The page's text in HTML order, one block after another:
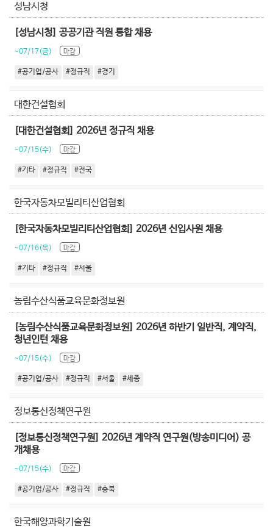
성남시청
[성남시청] 공공기관 직원 통합 채용
~07/17(금) 마감
#공기업/공사 #정규직 #경기
대한건설협회
[대한건설협회] 2026년 정규직 채용
~07/15(수) 마감
#기타 #정규직 #전국
한국자동차모빌리티산업협회
[한국자동차모빌리티산업협회] 2026년 신입사원 채용
~07/16(목) 마감
#기타 #정규직 #서울
농림수산식품교육문화정보원
[농림수산식품교육문화정보원] 2026년 하반기 일반직, 계약직,
청년인턴 채용
~07/15(수) 마감
#공기업/공사 #정규직 #서울 #세종
정보통신정책연구원
[정보통신정책연구원] 2026년 계약직 연구원(방송미디어) 공
개채용
~07/15(수) 마감
#공기업/공사 #정규직 #충북
한국해양과학기술원